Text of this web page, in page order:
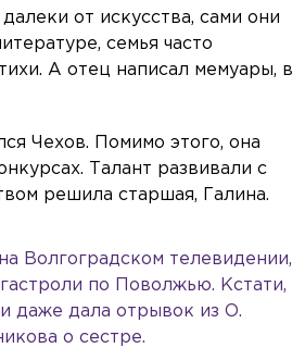
от искусства, сами они
семья часто
А отец написал мемуары, в
Чехов. Помимо этого, она
Талант развивали с
решила старшая, Галина.
Волгоградском телевидении,
по Поволжью. Кстати,
даже дала отрывок из О.
о сестре.